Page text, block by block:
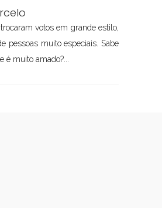
trocaram votos em grande estilo,
pessoas muito especiais. Sabe
é muito amado?...